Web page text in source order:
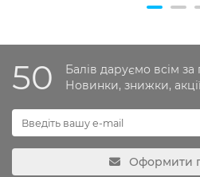
50
Балів даруємо всім
Новинки, знижки,
Оформити